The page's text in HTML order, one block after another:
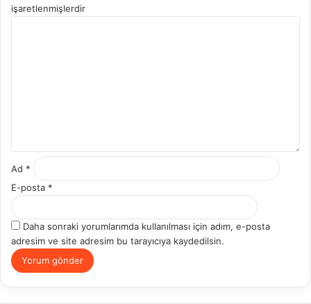
işaretlenmişlerdir
Ad *
E-posta *
Daha sonraki yorumlarımda kullanılması için adım, e-posta
adresim ve site adresim bu tarayıcıya kaydedilsin.